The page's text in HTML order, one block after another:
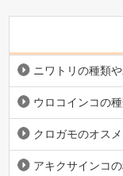
ニワトリの種類
ウロコインコの
クロガモのオス
アキクサインコ